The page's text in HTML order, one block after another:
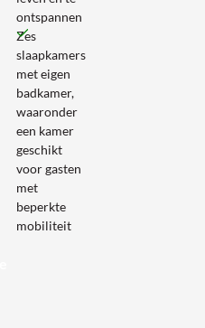
ontspannen
Zes
slaapkamers
met eigen
badkamer,
waaronder
een kamer
geschikt
voor gasten
met
beperkte
mobiliteit